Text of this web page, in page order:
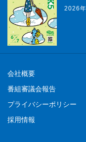
2026
会社概要
番組審議会報告
プライバシーポリシー
採用情報